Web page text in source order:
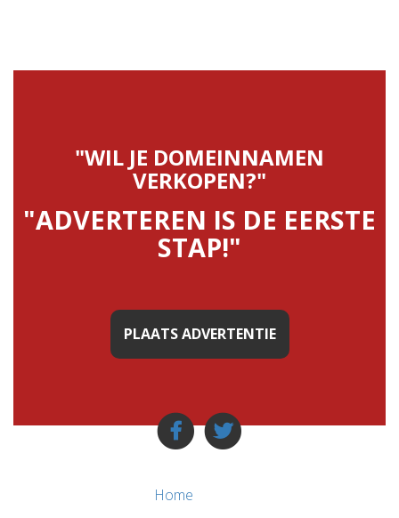
"WIL JE DOMEINNAMEN
VERKOPEN?"
"ADVERTEREN IS DE EERSTE
STAP!"
PLAATS ADVERTENTIE
Home